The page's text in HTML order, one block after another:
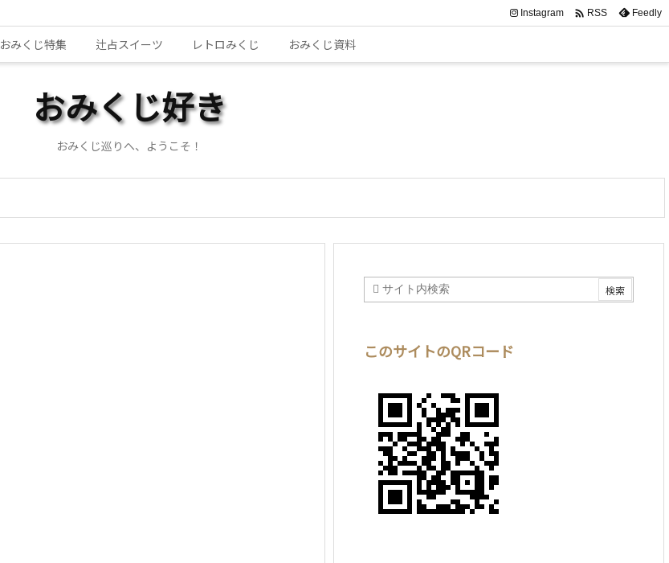
おみくじ特集 辻占スイーツ レトロみくじ おみくじ資料
Instagram  RSS Feedly
おみくじ好き
おみくじ巡りへ、ようこそ！
このサイトのQRコード